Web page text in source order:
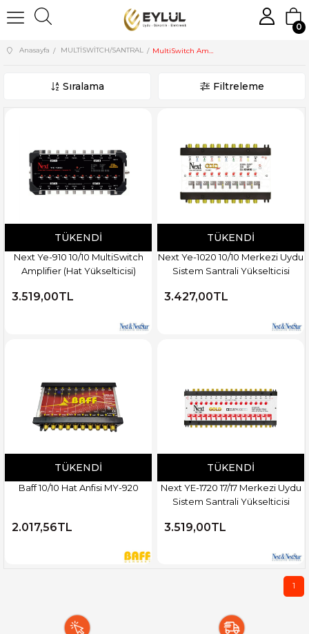
0
Anasayfa MULTİSWİTCH/SANTRAL
Filtreleme
Sıralama
TÜKENDI
Next Ye-910 10/10 MultiSwitch
Amplifier (Hat Yükselticisi)
3.519,00TL
TÜKENDI
Next Ye-1020 10/10 Merkezi Uydu
Sistem Santrali Yükselticisi
3.427,00TL
TÜKENDI
Baff 10/10 Hat Anfisi MY-920
2.017,56TL
TÜKENDI
Next YE-1720 17/17 Merkezi Uydu
Sistem Santrali Yükselticisi
3.519,00TL
1